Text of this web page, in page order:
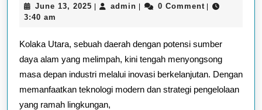
Depan
Kolaka
Utara
dengan
Inovasi
June 13, 2025 June
| admin admin
| 0 Comment |
3:40 am
Kolaka Utara, sebuah daerah dengan potensi sumber
daya alam yang melimpah, kini tengah menyongsong
masa depan industri melalui inovasi berkelanjutan. Dengan
memanfaatkan teknologi modern dan strategi pengelolaan
yang ramah lingkungan,